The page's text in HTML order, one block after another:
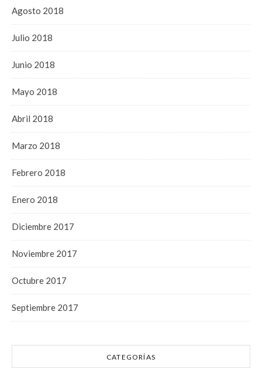
Agosto 2018
Julio 2018
Junio 2018
Mayo 2018
Abril 2018
Marzo 2018
Febrero 2018
Enero 2018
Diciembre 2017
Noviembre 2017
Octubre 2017
Septiembre 2017
CATEGORÍAS